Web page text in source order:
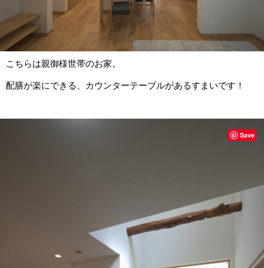
こちらは親御様世帯のお家。
配膳が楽にできる、カウンターテーブルがあるすまいです！
Save